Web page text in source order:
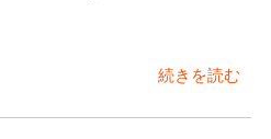
続きを読む